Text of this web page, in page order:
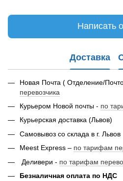
Написать
Доставка
Новая Почта ( Отделение/
перевозчика
Курьером Новой почты - по
Курьерская доставка (Львов)
Самовывоз со склада в г. Львов
Meest Express – по тарифам
Деливери - по тарифам
Безналичная оплата по НДС